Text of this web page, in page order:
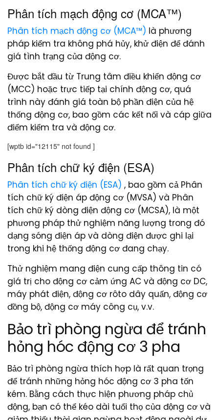
Phân tích mạch động cơ (MCA™)
Phân tích mạch động cơ (MCA™) là phương
pháp kiểm tra không phá hủy, khử điện để đánh
giá tình trạng của động cơ.
Được bắt đầu từ Trung tâm điều khiển động cơ
(MCC) hoặc trực tiếp tại chính động cơ, quá
trình này đánh giá toàn bộ phần điện của hệ
thống động cơ, bao gồm các kết nối và cáp giữa
điểm kiểm tra và động cơ.
[wptb id="12115" not found ]
Phân tích chữ ký điện (ESA)
Phân tích chữ ký điện (ESA) , bao gồm cả Phân
tích chữ ký điện áp động cơ (MVSA) và Phân
tích chữ ký dòng điện động cơ (MCSA), là một
phương pháp thử nghiệm năng lượng trong đó
dạng sóng điện áp và dòng điện được ghi lại
trong khi hệ thống động cơ đang chạy.
Thử nghiệm mang điện cung cấp thông tin có
giá trị cho động cơ cảm ứng AC và động cơ DC,
máy phát điện, động cơ rôto dây quấn, động cơ
đồng bộ, động cơ máy công cụ, v.v.
Bảo trì phòng ngừa để tránh
hỏng hóc động cơ 3 pha
Bảo trì phòng ngừa thích hợp là rất quan trọng
để tránh những hỏng hóc động cơ 3 pha tốn
kém. Bằng cách thực hiện phương pháp chủ
động, bạn có thể kéo dài tuổi thọ của động cơ và